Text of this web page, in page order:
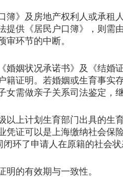
》及房地产权利人或承租
供《居民户口簿》，则需
环节的中断。
姻状况承诺书》及《结婚
证明。若婚姻或生育事实
需做亲子关系司法鉴定，
上计划生育部门出具的生
证可以是上海缴纳社会
环了申请人在原籍的社会状
的有效期与一致性。